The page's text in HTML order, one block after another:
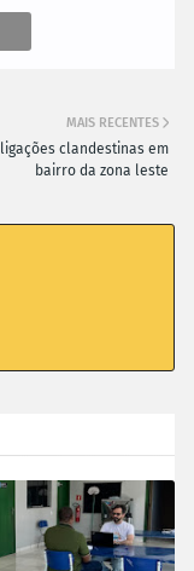
MAIS RECENTES
ligações clandestinas em
bairro da zona leste